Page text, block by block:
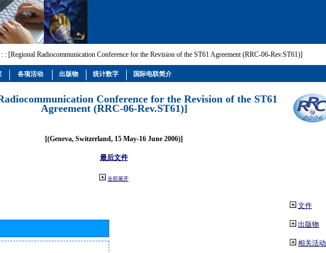
: : [Regional Radiocommunication Conference for the Revision of the ST61 Agreement (RRC-06-Rev.ST61)]
Conference for the Revision of the ST61
Agreement (RRC-06-Rev.ST61)]
[(Geneva, Switzerland, 15 May-16 June 2006)]
最后文件
全部展开
文件
出版物
相关活动
各项活动 出版物 统计数字 国际电联简介